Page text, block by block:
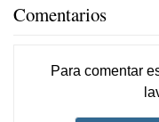
Comentarios
Para comentar